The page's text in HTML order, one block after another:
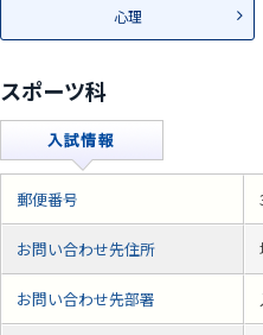
心理
スポーツ科
郵便番号
お問い合わせ先住所
お問い合わせ先部署